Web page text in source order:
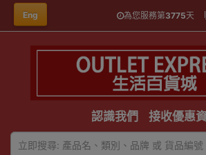
Eng 為您服務第3775天
認識我們 接收優惠